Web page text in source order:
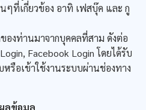
ที่เกี่ยวข้อง อาทิ เฟสบุ๊ค และ กู
องท่านมาจากบุคคลที่สาม ดังต่อ
Facebook Login โดยได้รับ
รือเข้าใช้งานระบบผ่านช่องทาง
ลข้อมูล